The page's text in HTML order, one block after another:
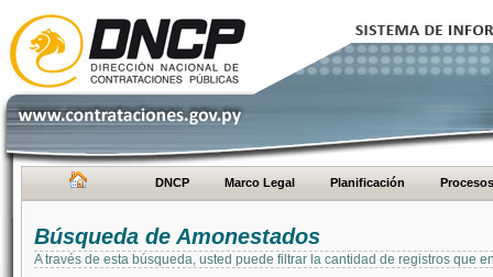
DNCP Marco Legal Planificación Procesos
Búsqueda de Amonestados
A través de esta búsqueda, usted puede filtrar la cantidad de registros que